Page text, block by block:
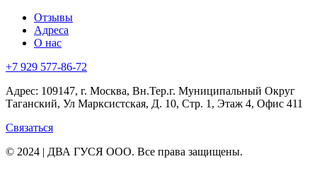
Отзывы
Адреса
О нас
+7 929 577-86-72
Адрес: 109147, г. Москва, Вн.Тер.г. Муниципальный Округ
Таганский, Ул Марксистская, Д. 10, Стр. 1, Этаж 4, Офис 411
Связаться
© 2024 | ДВА ГУСЯ OOO. Все права защищены.